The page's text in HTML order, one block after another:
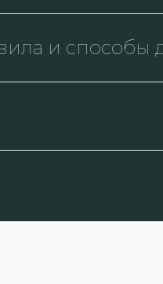
и способы